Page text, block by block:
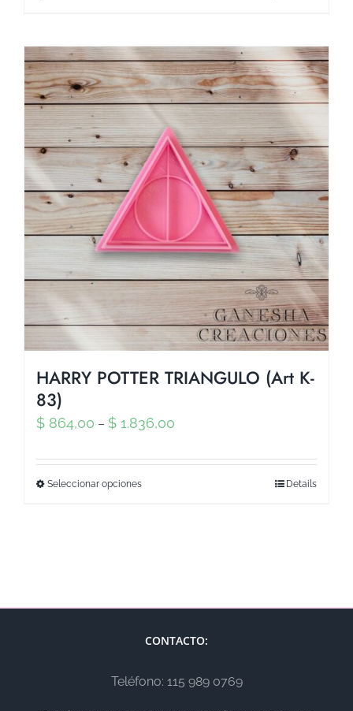
HARRY POTTER TRIANGULO (Art K-
83)
$ 864,00 – $ 1.836,00
Seleccionar opciones Details
CONTACTO:
Teléfono: 115 989 0769